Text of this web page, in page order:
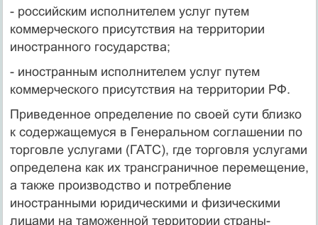
- российским исполнителем услуг путем
коммерческого присут­ствия на территории
иностранного государства;
- иностранным исполнителем услуг путем
коммерческого присут­ствия на территории РФ.
Приведенное определение по своей сути близко
к содержащемуся в Генеральном соглашении по
торговле услугами (ГАТС), где торговля услугами
определена как их трансграничное перемещение,
а также производство и потребление
иностранными юридическими и физиче­скими
лицами на таможенной территории страны-